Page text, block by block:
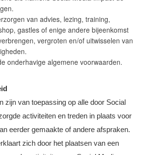
van advies, lezing, training,
gastles of enige andere bijeenkomst
vergroten en/of uitwisselen van
onderhavige algemene voorwaarden.
zijn van toepassing op alle door Social
activiteiten en treden in plaats voor
eerder gemaakte of andere afspraken.
zich door het plaatsen van een